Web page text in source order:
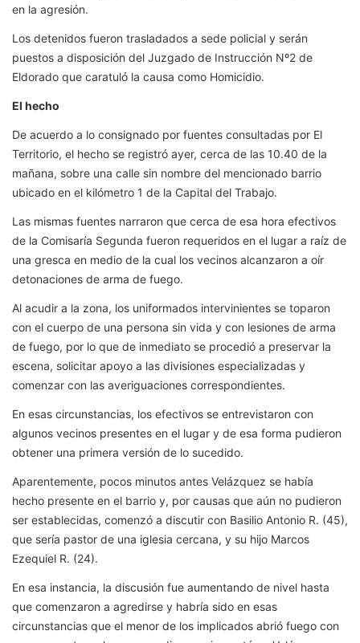
en la agresión.
Los detenidos fueron trasladados a sede policial y serán
puestos a disposición del Juzgado de Instrucción Nº2 de
Eldorado que caratuló la causa como Homicidio.
El hecho
De acuerdo a lo consignado por fuentes consultadas por El
Territorio, el hecho se registró ayer, cerca de las 10.40 de la
mañana, sobre una calle sin nombre del mencionado barrio
ubicado en el kilómetro 1 de la Capital del Trabajo.
Las mismas fuentes narraron que cerca de esa hora efectivos
de la Comisaría Segunda fueron requeridos en el lugar a raíz de
una gresca en medio de la cual los vecinos alcanzaron a oír
detonaciones de arma de fuego.
Al acudir a la zona, los uniformados intervinientes se toparon
con el cuerpo de una persona sin vida y con lesiones de arma
de fuego, por lo que de inmediato se procedió a preservar la
escena, solicitar apoyo a las divisiones especializadas y
comenzar con las averiguaciones correspondientes.
En esas circunstancias, los efectivos se entrevistaron con
algunos vecinos presentes en el lugar y de esa forma pudieron
obtener una primera versión de lo sucedido.
Aparentemente, pocos minutos antes Velázquez se había
hecho presente en el barrio y, por causas que aún no pudieron
ser establecidas, comenzó a discutir con Basilio Antonio R. (45),
que sería pastor de una iglesia cercana, y su hijo Marcos
Ezequiel R. (24).
En esa instancia, la discusión fue aumentando de nivel hasta
que comenzaron a agredirse y habría sido en esas
circunstancias que el menor de los implicados abrió fuego con